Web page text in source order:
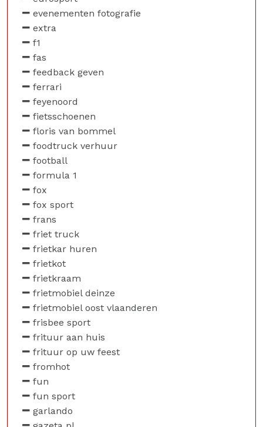
evenementen fotografie
extra
f1
fas
feedback geven
ferrari
feyenoord
fietsschoenen
floris van bommel
foodtruck verhuur
football
formula 1
fox
fox sport
frans
friet truck
frietkar huren
frietkot
frietkraam
frietmobiel deinze
frietmobiel oost vlaanderen
frisbee sport
frituur aan huis
frituur op uw feest
fromhot
fun
fun sport
garlando